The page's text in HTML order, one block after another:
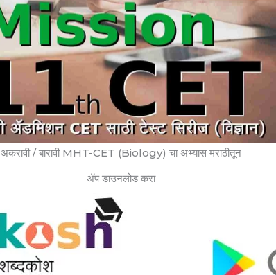
अकरावी / बारावी MHT-CET (Biology) चा अभ्यास मराठीतून
ॲप डाउनलोड करा